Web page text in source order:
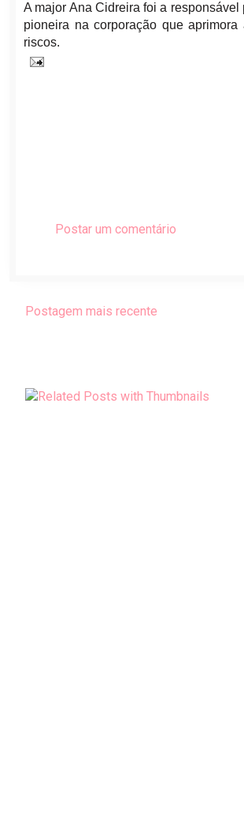
A major Ana Cidreira foi a
pioneira na corporação que
riscos.
Postar um comentário
Postagem mais recente